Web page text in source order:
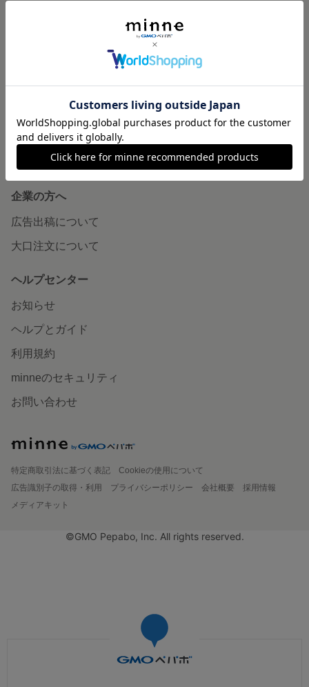
販売支援企画・イベント
minneとものづくりと
ニュース
minneの本
企業の方へ
広告出稿について
大口注文について
ヘルプセンター
お知らせ
ヘルプとガイド
利用規約
minneのセキュリティ
お問い合わせ
特定商取引法に基づく表記
Cookieの使用について
広告識別子の取得・利用
プライバシーポリシー 会社概要
採用情報
メディアキット
©GMO Pepabo, Inc. All rights reserved.